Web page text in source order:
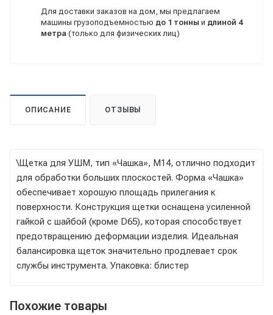
Для доставки заказов на дом, мы предлагаем
машины грузоподъемностью до 1 тонны и длиной 4
метра (только для физических лиц)
ОПИСАНИЕ ОТЗЫВЫ
\Щетка для УШМ, тип «Чашка», М14, отлично подходит
для обработки больших плоскостей. Форма «Чашка»
обеспечивает хорошую площадь прилегания к
поверхности. Конструкция щетки оснащена усиленной
гайкой с шайбой (кроме D65), которая способствует
предотвращению деформации изделия. Идеальная
балансировка щеток значительно продлевает срок
службы инструмента. Упаковка: блистер
Похожие товары